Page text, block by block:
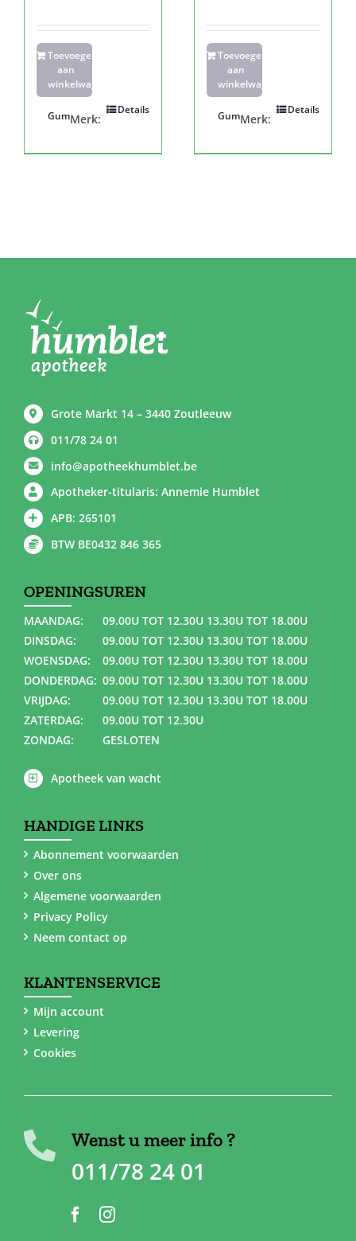
Toevoegen
aan
winkelwagen
Details
Merk:
Gum
Toevoegen
aan
winkelwagen
Details
Merk:
Gum
Grote Markt 14 – 3440 Zoutleeuw
011/78 24 01
info@apotheekhumblet.be
Apotheker-titularis: Annemie Humblet
APB: 265101
BTW BE0432 846 365
OPENINGSUREN
MAANDAG:
09.00U TOT 12.30U 13.30U TOT 18.00U
DINSDAG:
09.00U TOT 12.30U 13.30U TOT 18.00U
WOENSDAG:
09.00U TOT 12.30U 13.30U TOT 18.00U
DONDERDAG: 09.00U TOT 12.30U 13.30U TOT 18.00U
VRIJDAG:
09.00U TOT 12.30U 13.30U TOT 18.00U
ZATERDAG:
09.00U TOT 12.30U
ZONDAG:
GESLOTEN
Apotheek van wacht
HANDIGE LINKS
Abonnement voorwaarden
Over ons
Algemene voorwaarden
Privacy Policy
Neem contact op
KLANTENSERVICE
Mijn account
Levering
Cookies
Wenst u meer info ?
011/78 24 01